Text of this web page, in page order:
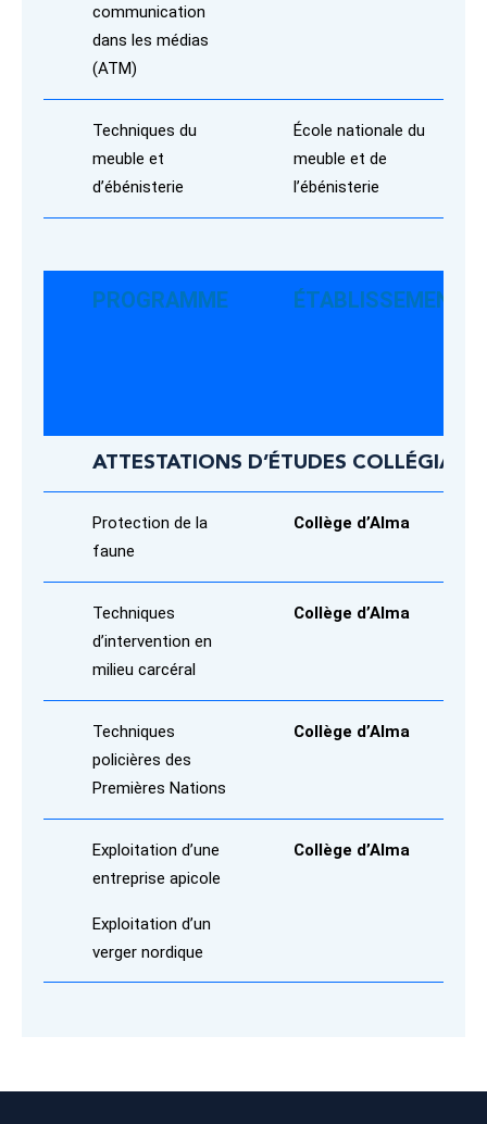
communication
dans les médias
(ATM)
Techniques du
meuble et
d’ébénisterie
École nationale du
meuble et de
l’ébénisterie
PROGRAMME ÉTABLISSEMENT
ATTESTATIONS D’ÉTUDES
Protection de la
faune
Collège d’Alma
Techniques
d’intervention en
milieu carcéral
Collège d’Alma
Techniques
policières des
Premières Nations
Collège d’Alma
Exploitation d’une
entreprise apicole
Exploitation d’un
verger nordique
Collège d’Alma